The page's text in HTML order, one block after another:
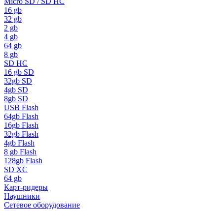
16 gb
32 gb
2 gb
4 gb
64 gb
8 gb
SD HC
16 gb SD
32gb SD
4gb SD
8gb SD
USB Flash
64gb Flash
16gb Flash
32gb Flash
4gb Flash
8 gb Flash
128gb Flash
SD XC
64 gb
Карт-ридеры
Наушники
Сетевое оборудование